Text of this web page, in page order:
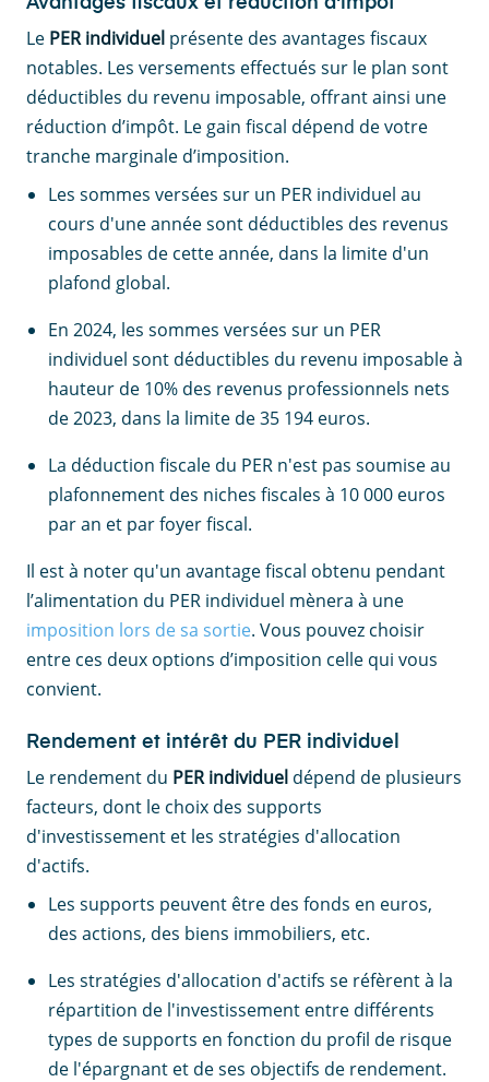
Le PER individuel présente des avantages fiscaux
notables. Les versements effectués sur le plan sont
déductibles du revenu imposable, offrant ainsi une
réduction d’impôt. Le gain fiscal dépend de votre
tranche marginale d’imposition.
Les sommes versées sur un PER individuel au
cours d'une année sont déductibles des revenus
imposables de cette année, dans la limite d'un
plafond global.
En 2024, les sommes versées sur un PER
individuel sont déductibles du revenu imposable à
hauteur de 10% des revenus professionnels nets
de 2023, dans la limite de 35 194 euros.
La déduction fiscale du PER n'est pas soumise au
plafonnement des niches fiscales à 10 000 euros
par an et par foyer fiscal.
Il est à noter qu'un avantage fiscal obtenu pendant
l’alimentation du PER individuel mènera à une
imposition lors de sa sortie. Vous pouvez choisir
entre ces deux options d’imposition celle qui vous
convient.
Rendement et intérêt du PER individuel
Le rendement du PER individuel dépend de plusieurs
facteurs, dont le choix des supports
d'investissement et les stratégies d'allocation
d'actifs.
Les supports peuvent être des fonds en euros,
des actions, des biens immobiliers, etc.
Les stratégies d'allocation d'actifs se réfèrent à la
répartition de l'investissement entre différents
types de supports en fonction du profil de risque
de l'épargnant et de ses objectifs de rendement.